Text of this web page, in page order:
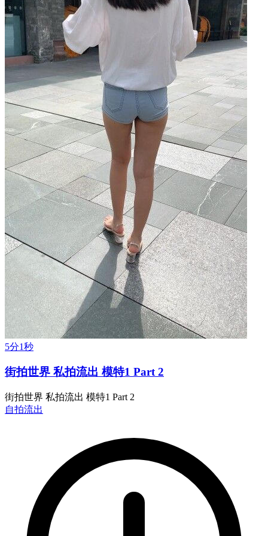
5分1秒
街拍世界 私拍流出 模特1 Part 2
街拍世界 私拍流出 模特1 Part 2
自拍流出